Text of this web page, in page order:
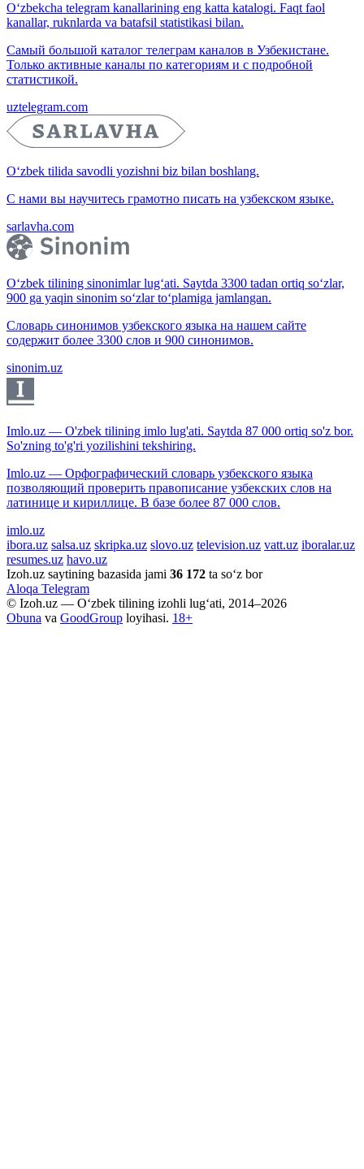
O‘zbekcha telegram kanallarining eng katta katalogi. Faqt faol
kanallar, ruknlarda va batafsil statistikasi bilan.
Самый большой каталог телеграм каналов в Узбекистане.
Только активные каналы по категориям и с подробной
статистикой.
uztelegram.com
O‘zbek tilida savodli yozishni biz bilan boshlang.
С нами вы научитесь грамотно писать на узбекском языке.
sarlavha.com
O‘zbek tilining sinonimlar lug‘ati. Saytda 3300 tadan ortiq so‘zlar,
900 ga yaqin sinonim so‘zlar to‘plamiga jamlangan.
Словарь синонимов узбекского языка на нашем сайте
содержит более 3300 слов и 900 синонимов.
sinonim.uz
Imlo.uz — O'zbek tilining imlo lug'ati. Saytda 87 000 ortiq so'z bor.
So'zning to'g'ri yozilishini tekshiring.
Imlo.uz — Орфографический словарь узбекского языка
позволяющий проверить правописание узбекских слов на
латинице и кириллице. В базе более 87 000 слов.
imlo.uz
ibora.uz salsa.uz skripka.uz slovo.uz television.uz vatt.uz iboralar.uz
resumes.uz havo.uz
Izoh.uz saytining bazasida jami 36 172 ta so‘z bor
Aloqa Telegram
© Izoh.uz — O‘zbek tilining izohli lug‘ati, 2014–2026
Obuna va GoodGroup loyihasi. 18+